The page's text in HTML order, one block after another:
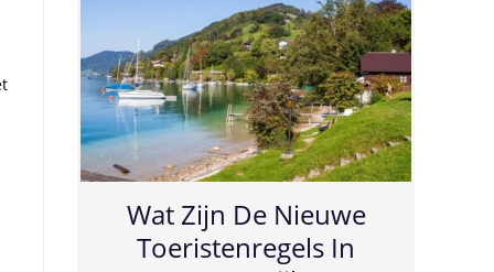
Wat Zijn De Nieuwe
Toeristenregels In